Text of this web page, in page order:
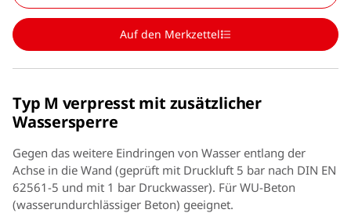
Auf den Merkzettel
Typ M verpresst mit zusätzlicher
Wassersperre
Gegen das weitere Eindringen von Wasser entlang der
Achse in die Wand (geprüft mit Druckluft 5 bar nach DIN EN
62561-5 und mit 1 bar Druckwasser). Für WU-Beton
(wasserundurchlässiger Beton) geeignet.